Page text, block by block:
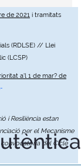
de 2021 i tramitats
(RDLSE) // Llei
(LCSP)
a'l 1 de mar? de
i Resiliència estan
per el Mecanisme
convocatòria del Cicle